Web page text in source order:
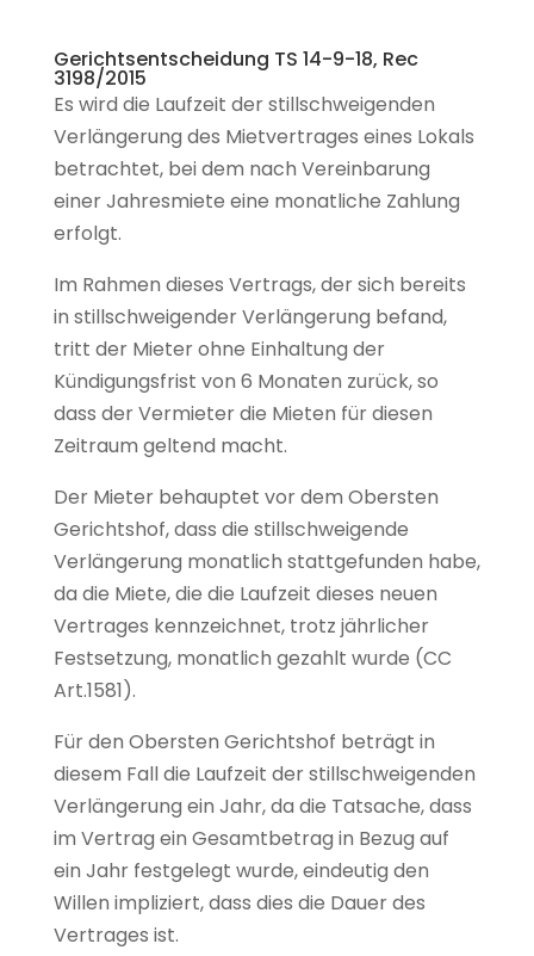
Gerichtsentscheidung TS 14-9-18, Rec
3198/2015
Es wird die Laufzeit der stillschweigenden
Verlängerung des Mietvertrages eines Lokals
betrachtet, bei dem nach Vereinbarung
einer Jahresmiete eine monatliche Zahlung
erfolgt.
Im Rahmen dieses Vertrags, der sich bereits
in stillschweigender Verlängerung befand,
tritt der Mieter ohne Einhaltung der
Kündigungsfrist von 6 Monaten zurück, so
dass der Vermieter die Mieten für diesen
Zeitraum geltend macht.
Der Mieter behauptet vor dem Obersten
Gerichtshof, dass die stillschweigende
Verlängerung monatlich stattgefunden habe,
da die Miete, die die Laufzeit dieses neuen
Vertrages kennzeichnet, trotz jährlicher
Festsetzung, monatlich gezahlt wurde (CC
Art.1581).
Für den Obersten Gerichtshof beträgt in
diesem Fall die Laufzeit der stillschweigenden
Verlängerung ein Jahr, da die Tatsache, dass
im Vertrag ein Gesamtbetrag in Bezug auf
ein Jahr festgelegt wurde, eindeutig den
Willen impliziert, dass dies die Dauer des
Vertrages ist.